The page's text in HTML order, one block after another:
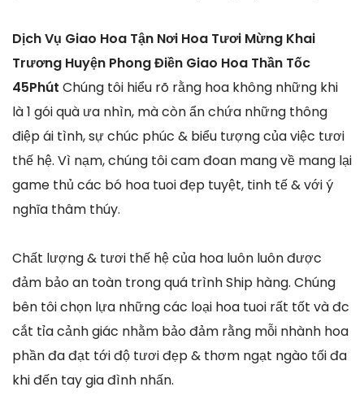
Dịch Vụ Giao Hoa Tận Nơi Hoa Tươi Mừng Khai
Trương Huyện Phong Điền Giao Hoa Thần Tốc
45Phút Chúng tôi hiểu rõ rằng hoa không những khi
là 1 gói quà ưa nhìn, mà còn ẩn chứa những thông
điệp ái tình, sự chúc phúc & biểu tượng của việc tươi
thế hệ. Vì nạm, chúng tôi cam đoan mang về mang lại
game thủ các bó hoa tuoi đẹp tuyệt, tinh tế & với ý
nghĩa thâm thúy.
Chất lượng & tươi thế hệ của hoa luôn luôn được
đảm bảo an toàn trong quá trình Ship hàng. Chúng
bên tôi chọn lựa những các loại hoa tuoi rất tốt và đc
cắt tỉa cảnh giác nhằm bảo đảm rằng mỗi nhành hoa
phần đa đạt tới độ tươi đẹp & thơm ngạt ngào tối đa
khi đến tay gia đình nhấn.